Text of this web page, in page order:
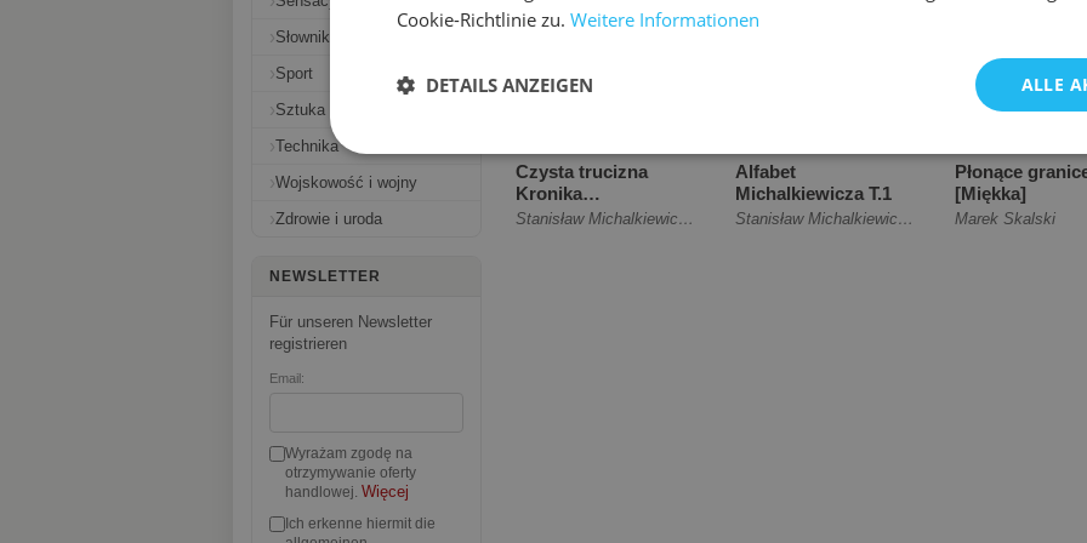
Słowniki
Sport
Sztuka i fotografia
Technika
Wojskowość i wojny
Zdrowie i uroda
NEWSLETTER
Für unseren Newsletter
registrieren
Email:
Wyrażam zgodę na
otrzymywanie oferty
handlowej. Więcej
Ich erkenne hiermit die
€15.92
Czysta trucizna
Kronika
uśmiechniętych
Stanisław Michalkiewicz, Marek Skalski
Alfabet
Michalkiewicza T.1
Stanisław Michalkiewicz, Marek Skalski
€11.21
Płonące
[Miękka]
Marek Skalski
Cookie-Richtlinie zu. Weitere Informationen
ALLE
DETAILS ANZEIGEN